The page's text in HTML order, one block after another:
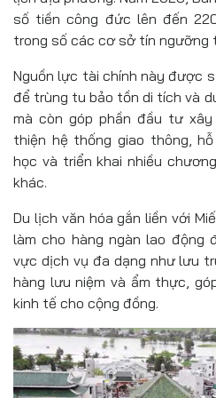
số tiền công đức lên đến
trong số các cơ sở tín ngưỡng
Nguồn lực tài chính này được
để trùng tu bảo tồn di tích và
mà còn góp phần đầu tư
thiện hệ thống giao thông,
học và triển khai nhiều
khác.
Du lịch văn hóa gắn liền với
làm cho hàng ngàn lao động
vực dịch vụ đa dạng như lưu
hàng lưu niệm và ẩm thực,
kinh tế cho cộng đồng.